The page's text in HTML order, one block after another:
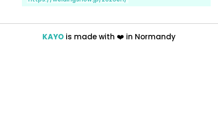
KAYO is made with ❤️ in Normandy